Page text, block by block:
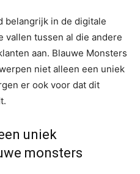
belangrijk in de digitale
vallen tussen al die andere
aan. Blauwe Monsters
niet alleen een uniek
er ook voor dat dit
uniek
monsters